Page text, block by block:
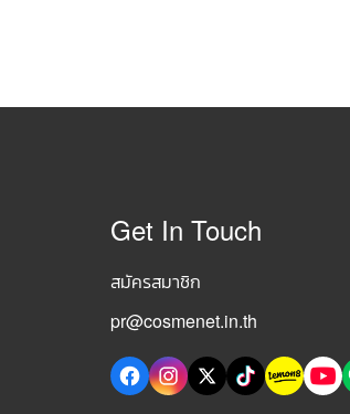
Get In Touch
สมัครสมาชิก
pr@cosmenet.in.th